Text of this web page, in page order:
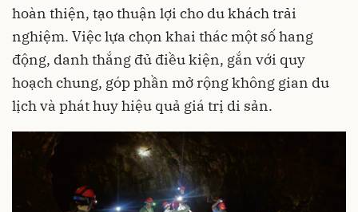
hoàn thiện, tạo thuận lợi cho du khách trải
nghiệm. Việc lựa chọn khai thác một số hang
động, danh thắng đủ điều kiện, gắn với quy
hoạch chung, góp phần mở rộng không gian du
lịch và phát huy hiệu quả giá trị di sản.